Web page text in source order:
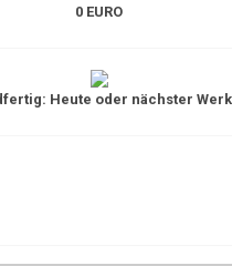
0 EURO
Heute oder nächster